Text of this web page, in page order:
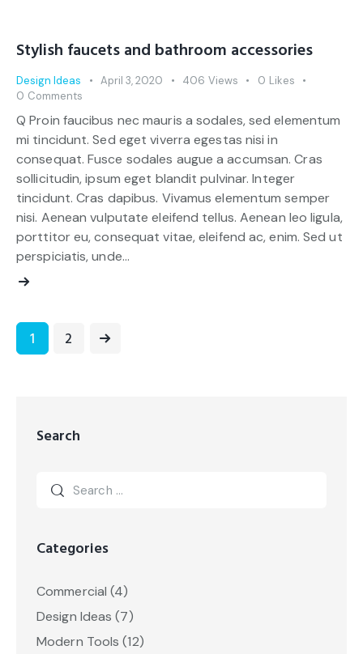
Stylish faucets and bathroom accessories
Design Ideas April 3, 2020 406 Views 0 Likes
0 Comments
Q Proin faucibus nec mauris a sodales, sed elementum
mi tincidunt. Sed eget viverra egestas nisi in
consequat. Fusce sodales augue a accumsan. Cras
sollicitudin, ipsum eget blandit pulvinar. Integer
tincidunt. Cras dapibus. Vivamus elementum semper
nisi. Aenean vulputate eleifend tellus. Aenean leo ligula,
porttitor eu, consequat vitae, eleifend ac, enim. Sed ut
perspiciatis, unde…
1 2
Search
Categories
Commercial (4)
Design Ideas (7)
Modern Tools (12)